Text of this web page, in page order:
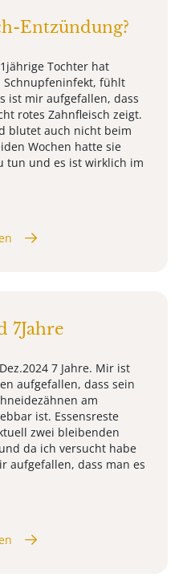
Entzündung?
Tochter hat
fühlt
ist mir aufgefallen, dass
rotes Zahnfleisch zeigt.
blutet auch nicht beim
Wochen hatte sie
tun und es ist wirklich im
7Jahre
7 Jahre. Mir ist
aufgefallen, dass sein
am
ist. Essensreste
zwei bleibenden
da ich versucht habe
aufgefallen, dass man es